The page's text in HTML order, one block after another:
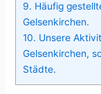
9. Häufig
Gelsenkirchen.
10. Unsere
Gelsenkirchen,
Städte.